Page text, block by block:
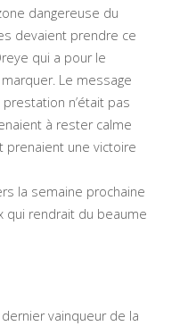
dangereuse du
devaient prendre ce
qui a pour le
Le message
n’était pas
à rester calme
prenaient une victoire
la semaine prochaine
qui rendrait du beaume
vainqueur de la